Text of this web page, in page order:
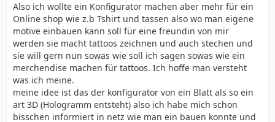
Also ich wollte ein Konfigurator machen aber mehr für ein
Online shop wie z.b Tshirt und tassen also wo man eigene
motive einbauen kann soll für eine freundin von mir
werden sie macht tattoos zeichnen und auch stechen und
sie will gern nun sowas wie soll ich sagen sowas wie ein
merchendise machen für tattoos. Ich hoffe man versteht
was ich meine.
meine idee ist das der konfigurator von ein Blatt als so ein
art 3D (Hologramm entsteht) also ich habe mich schon
bisschen informiert in netz wie man ein bauen konnte und